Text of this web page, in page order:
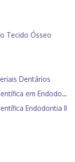
Tecido Ósseo
Dentários
em Endodontia I
Endodontia II